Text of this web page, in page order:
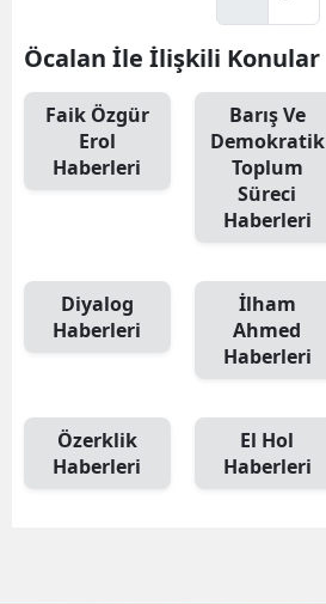
Öcalan İle İlişkili Konular
Faik Özgür
Erol
Haberleri
Barış Ve
Demokratik
Toplum
Süreci
Haberleri
Diyalog
Haberleri
İlham
Ahmed
Haberleri
Özerklik
Haberleri
El Hol
Haberleri